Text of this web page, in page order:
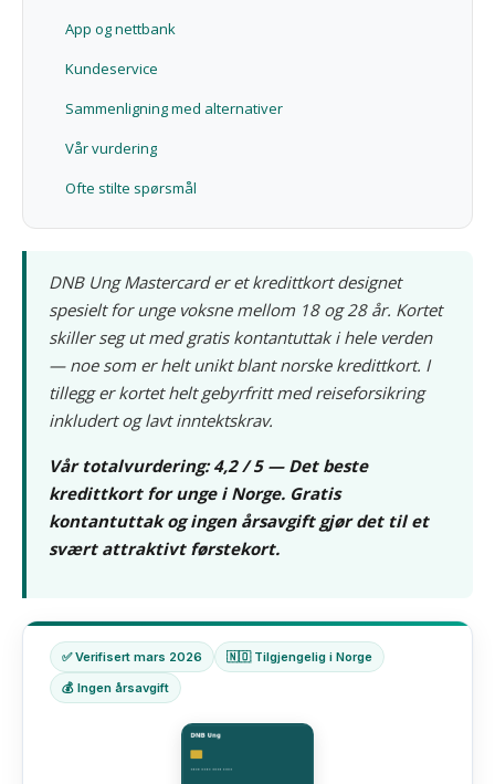
App og nettbank
Kundeservice
Sammenligning med alternativer
Vår vurdering
Ofte stilte spørsmål
DNB Ung Mastercard er et kredittkort designet
spesielt for unge voksne mellom 18 og 28 år. Kortet
skiller seg ut med gratis kontantuttak i hele verden
— noe som er helt unikt blant norske kredittkort. I
tillegg er kortet helt gebyrfritt med reiseforsikring
inkludert og lavt inntektskrav.
Vår totalvurdering: 4,2 / 5 — Det beste
kredittkort for unge i Norge. Gratis
kontantuttak og ingen årsavgift gjør det til et
svært attraktivt førstekort.
✅ Verifisert mars 2026
🇳🇴 Tilgjengelig i Norge
💰 Ingen årsavgift